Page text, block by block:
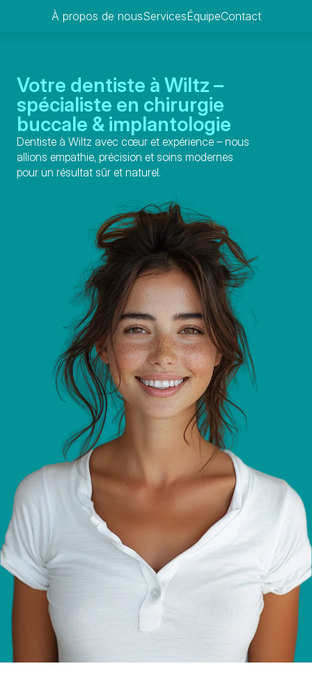
À propos de nousServicesÉquipeContact
Votre dentiste à Wiltz –
spécialiste en chirurgie
buccale & implantologie
Dentiste à Wiltz avec cœur et expérience – nous
allions empathie, précision et soins modernes
pour un résultat sûr et naturel.